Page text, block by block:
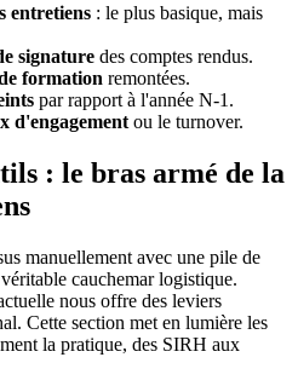
entretiens : le plus basique, mais
signature des comptes rendus.
formation remontées.
par rapport à l'année N-1.
d'engagement ou le turnover.
: le bras armé de la
manuellement avec une pile de
cauchemar logistique.
nous offre des leviers
Cette section met en lumière les
la pratique, des SIRH aux